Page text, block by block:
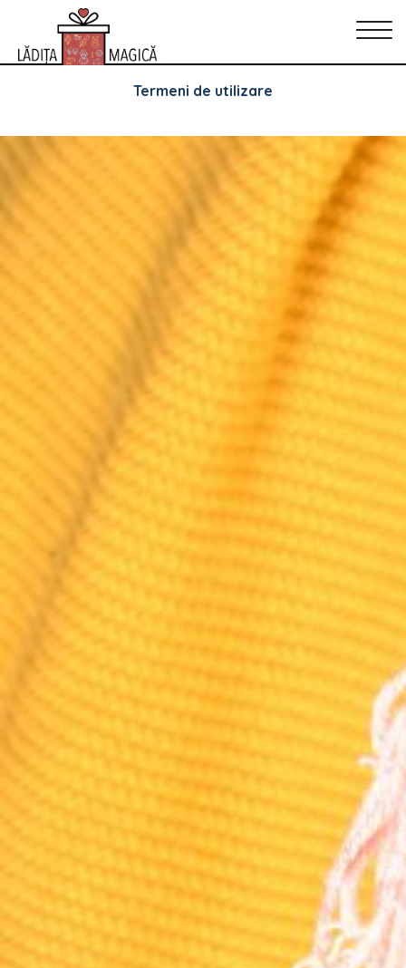
Arhive
Politica de cookie-uri
Termeni de utilizare